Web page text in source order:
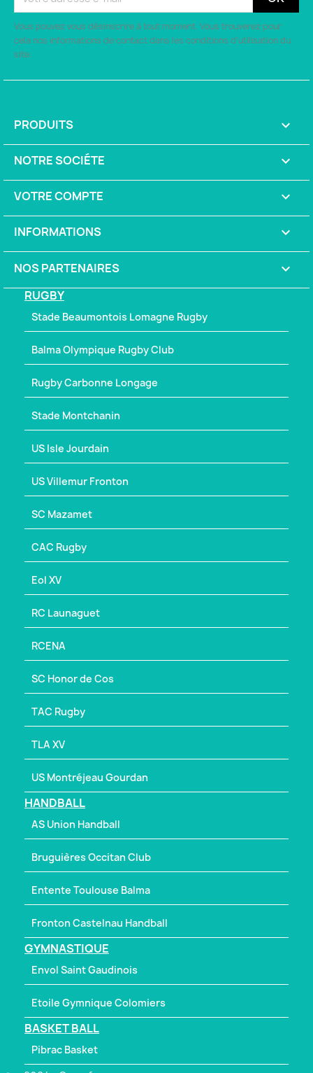
Vous pouvez vous désinscrire à tout moment. Vous trouverez pour
cela nos informations de contact dans les conditions d'utilisation du
site.
PRODUITS 
NOTRE SOCIÉTE 
VOTRE COMPTE 
INFORMATIONS keyboard_arrow_down
NOS PARTENAIRES 
RUGBY
Stade Beaumontois Lomagne Rugby
Balma Olympique Rugby Club
Rugby Carbonne Longage
Stade Montchanin
US Isle Jourdain
US Villemur Fronton
SC Mazamet
CAC Rugby
Eol XV
RC Launaguet
RCENA
SC Honor de Cos
TAC Rugby
TLA XV
US Montréjeau Gourdan
HANDBALL
AS Union Handball
Bruguières Occitan Club
Entente Toulouse Balma
Fronton Castelnau Handball
GYMNASTIQUE
Envol Saint Gaudinois
Etoile Gymnique Colomiers
BASKET BALL
Pibrac Basket